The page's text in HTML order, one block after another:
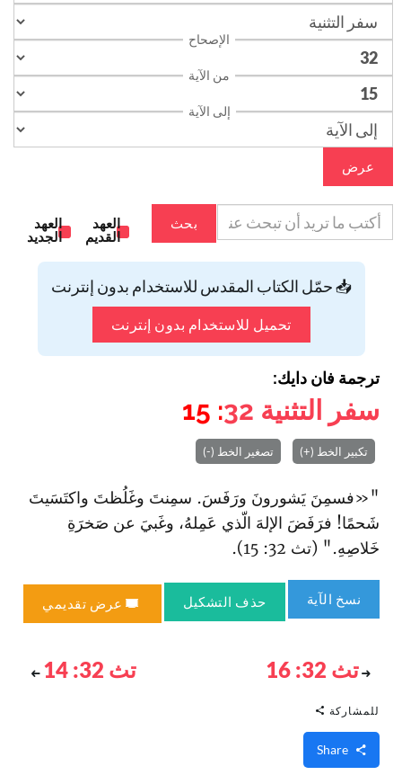
الإصحاح
من الآية
إلى الآية
عرض
بحث
العهد
القديم
العهد
الجديد
📥 حمّل الكتاب المقدس للاستخدام بدون إنترنت
تحميل للاستخدام بدون إنترنت
ترجمة فان دايك:
سفر التثنية 32
: 15
تكبير الخط (+) تصغير الخط (-)
"«فسمِنَ يَشورونَ ورَفَسَ. سمِنتَ وغَلُظتَ واكتَسَيتَ
شَحمًا! فرَفَضَ الإلهَ الّذي عَمِلهُ، وغَبيَ عن صَخرَةِ
خَلاصِهِ." (تث 32: 15).
نسخ الآية حذف التشكيل عرض تقديمي
تث 32: 16 تث 32: 14
للمشاركة